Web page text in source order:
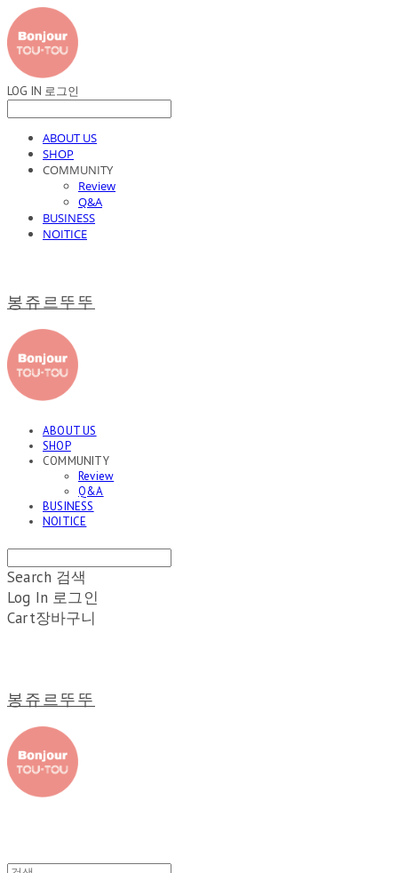
LOG IN 로그인
ABOUT US
SHOP
COMMUNITY
Review
Q&A
BUSINESS
NOITICE
봉쥬르뚜뚜
ABOUT US
SHOP
COMMUNITY
Review
Q&A
BUSINESS
NOITICE
Search 검색
Log In 로그인
Cart장바구니
봉쥬르뚜뚜